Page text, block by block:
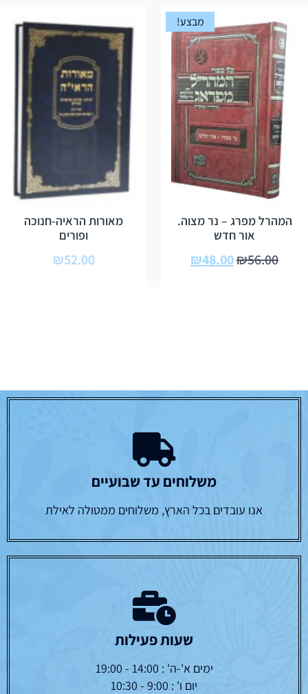
מבצע!
המהרל מפרג – נר מצוה.
אור חדש
₪56.00
₪48.00
מאורות הראיה-חנוכה
ופורים
₪52.00
משלוחים עד שבועיים
אנו עובדים בכל הארץ, משלוחים ממטולה לאילת
שעות פעילות
ימים א'-ה' : 14:00 - 19:00
יום ו' : 9:00 - 10:30